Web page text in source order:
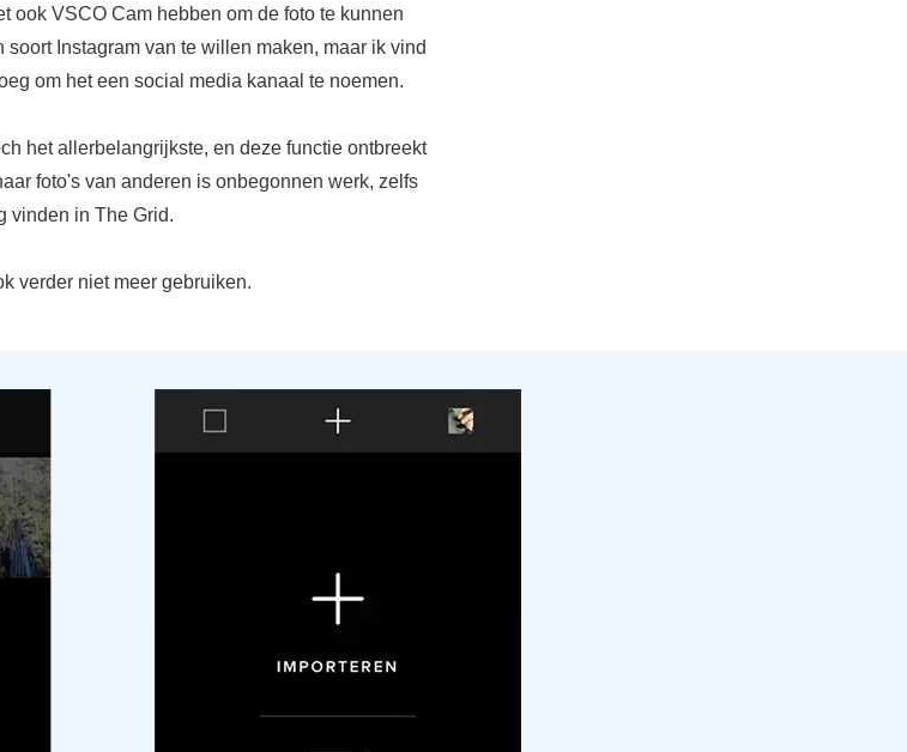
ook VSCO Cam hebben om de foto te kunnen
Instagram van te willen maken, maar ik vind
om het een social media kanaal te noemen.
het allerbelangrijkste, en deze functie ontbreekt
foto's van anderen is onbegonnen werk, zelfs
vinden in The Grid.
verder niet meer gebruiken.